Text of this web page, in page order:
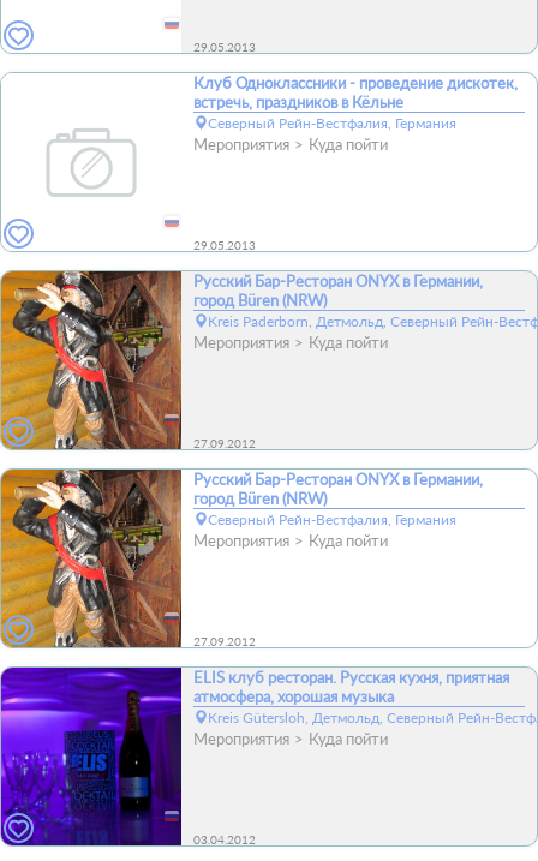
29.05.2013
Клуб Одноклассники - проведение дискотек,
встречь, праздников в Кёльне
Северный Рейн-Вестфалия, Германия
Мероприятия Куда пойти
29.05.2013
Русский Бар-Ресторан ONYX в Германии,
город Büren (NRW)
Kreis Paderborn, Детмольд, Северный Рейн-
Мероприятия Куда пойти
27.09.2012
Русский Бар-Ресторан ONYX в Германии,
город Büren (NRW)
Северный Рейн-Вестфалия, Германия
Мероприятия Куда пойти
27.09.2012
ELIS клуб ресторан. Русская кухня, приятная
атмосфера, хорошая музыка
Kreis Gütersloh, Детмольд, Северный Рейн-
Мероприятия Куда пойти
03.04.2012